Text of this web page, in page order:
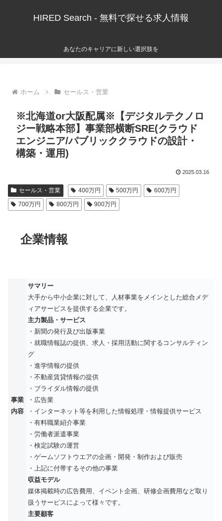
HIRED Search - 無料で探せる求人情報
あなたのキャリアに新しい選択肢を
ホーム セールス・営業
※北海道or大阪配属※【デジタルテクノロ
ジー戦略本部】事業部横断SRE(クラウド
エンジニア/パブリッククラウドの設計・
構築・運用)
2025.03.16
セールス・営業 400万円 500万円
600万円
700万円
800万円 900万円
企業情報
事業
内容
サマリー
大手から中小企業に対して、人材事業をメインとした総合メデ
ィアサービスを提供する企業です。
主力製品・サービス
・新聞の発行及び出版事業
・就職情報誌の提供、求人・採用活動に関するコンサルティン
グ
・進学情報の提供
・不動産賃貸情報の提供
・ブライダル情報の提供
・広告業
・インターネット等を利用した情報処理・情報提供サービス
・有料職業紹介事業
・労働者派遣事業
・検定試験の運営
・ゲームソフトウエアの企画・開発・制作および販売
・上記に付帯するその他の事業
収益モデル
媒体掲載時の広告費用、イベント企画、研修企画費用など取り
扱うサービスによって様々です。
主要顧客